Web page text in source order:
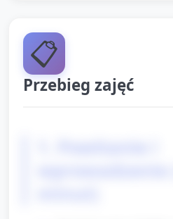
📋
Przebieg zajęć